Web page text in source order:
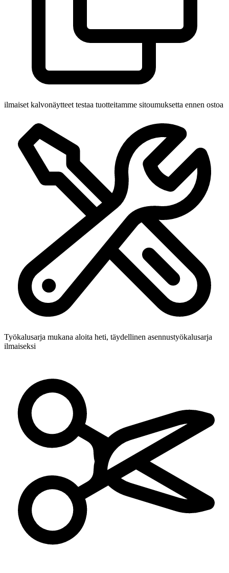
ilmaiset kalvonäytteet testaa tuotteitamme sitoumuksetta ennen ostoa
Työkalusarja mukana aloita heti, täydellinen asennustyökalusarja
ilmaiseksi